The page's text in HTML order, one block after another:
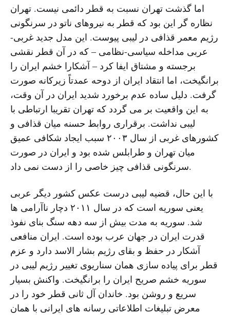
اما گذشت تهران نسبت به قطر دائمی نیست. تهران
نظاره گر این بود که قطر به نیروهای ناتو در سرنگونی
رژیم معمر قذافی در لیبی پیوست. این مدل جدید غربی-
عربی مداخله سیاسی-نظامی – که در آن قطر نقشی
برجسته و مشتاق ایفا کرد – آشکارا خشم ایران را
برانگیخت، اما انتقاد ایران از دوحه عمدتاً زیرکانه صورت
گرفت. دلیل ساده عدم برخورد شدید ایران در آن وقت،
به این واقعیت بر می گردد که تهران تقریبا ارتباطی با
لیبی نداشت. برقراری روابط حسنه میان قذافی و
کشورهای غربی از سال ۲۰۰۳ سبب ایجاد شکافی عمیق
میان تهران و طرابلس شده بود و ایران در صورت
سرنگونی قذافی چیز خاصی را از دست نمی داد.
با این حال، قضیه لیبی درست عکس کشور دیگر عربی
یعنی سوریه است که در سال ۲۰۱۱ دچار ناآرامی ها
شد. سوریه به مدت بیش از سه دهه سنگ بنای نفوذ
قدرت ایران در جهان عرب بوده است. ایران منافعی
آشکار در حفظ و بقای رژیم بشار الاسد دارد و عزم
قطر برای پیاده سازی همان سناریوی تغییر رژیم لیبی در
سوریه خشم صریح ایران را برانگیخت. واکنش بسیار
سریع و روشن بود. خاندان آل ثانی قطر خود را در
معرض تبلیغات اطلاعاتی رسانه های ایرانی با همان